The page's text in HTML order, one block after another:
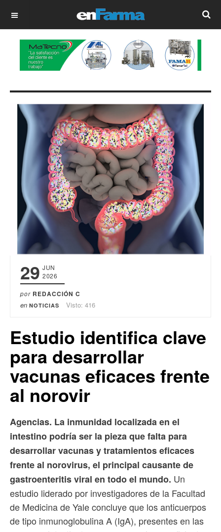
OFF CANVAS
29 JUN
2026
por REDACCIÓN C
en NOTICIAS Visto: 416
Estudio identifica clave
para desarrollar
vacunas eficaces frente
al norovir
Agencias. La inmunidad localizada en el
intestino podría ser la pieza que falta para
desarrollar vacunas y tratamientos eficaces
frente al norovirus, el principal causante de
gastroenteritis viral en todo el mundo. Un
estudio liderado por investigadores de la Facultad
de Medicina de Yale concluye que los anticuerpos
de tipo inmunoglobulina A (IgA), presentes en las